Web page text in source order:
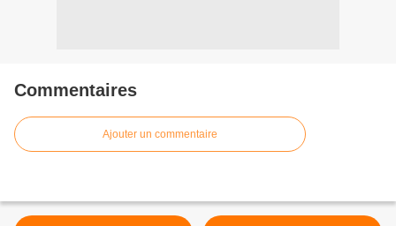
Commentaires
Ajouter un commentaire